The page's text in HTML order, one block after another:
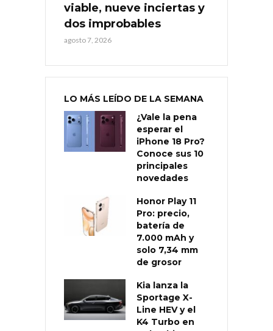
viable, nueve inciertas y
dos improbables
agosto 7, 2026
LO MÁS LEÍDO DE LA SEMANA
¿Vale la pena
esperar el
iPhone 18 Pro?
Conoce sus 10
principales
novedades
Honor Play 11
Pro: precio,
batería de
7.000 mAh y
solo 7,34 mm
de grosor
Kia lanza la
Sportage X-
Line HEV y el
K4 Turbo en